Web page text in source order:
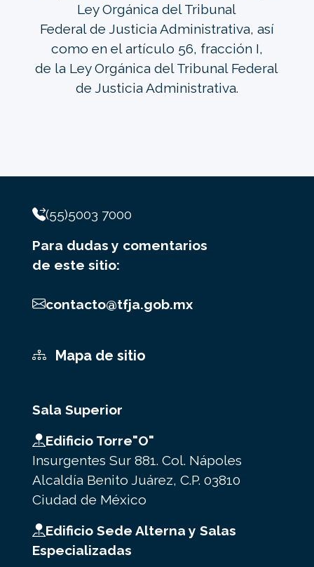
Ley Orgánica del Tribunal
Federal de Justicia Administrativa, así
como en el artículo 56, fracción I,
de la Ley Orgánica del Tribunal Federal
de Justicia Administrativa.
(55)5003 7000
Para dudas y comentarios
de este sitio:
contacto@tfja.gob.mx
Mapa de sitio
Sala Superior
Edificio Torre"O"
Insurgentes Sur 881. Col. Nápoles
Alcaldía Benito Juárez, C.P. 03810
Ciudad de México
Edificio Sede Alterna y Salas
Especializadas